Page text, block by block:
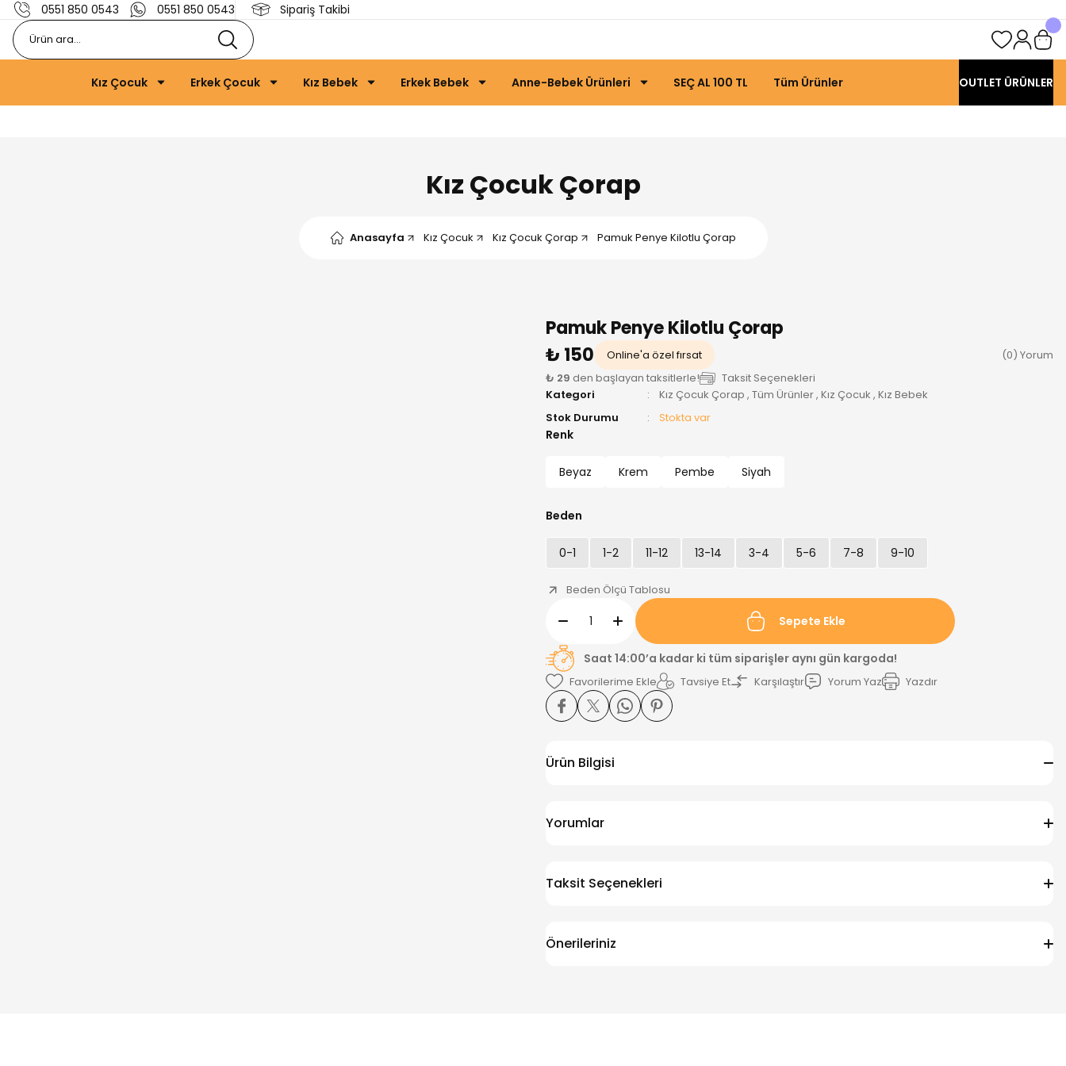
0551 850 0543 0551 850 0543 Sipariş Takibi
Kız Çocuk Erkek Çocuk Kız Bebek Erkek Bebek Anne-Bebek Ürünleri SEÇ AL 100 TL Tüm Ürünler OUTLET ÜRÜNLER
Kız Çocuk Çorap
Anasayfa Kız Çocuk Kız Çocuk Çorap Pamuk Penye Kilotlu Çorap
Pamuk Penye Kilotlu Çorap
₺ 150
Online'a özel fırsat
(0) Yorum
₺ 29 den başlayan taksitlerle!
Taksit Seçenekleri
Kategori
Kız Çocuk Çorap , Tüm Ürünler, Kız Çocuk , Kız Bebek
Stok Durumu
Stokta var
Renk
Beyaz Krem Pembe Siyah
Beden
0-1 1-2 11-12 13-14 3-4 5-6 7-8 9-10
Beden Ölçü Tablosu
Sepete Ekle
Saat 14:00’a kadar ki tüm siparişler aynı gün kargoda!
Tavsiye Et Karşılaştır Yorum Yaz Yazdır
Ürün Bilgisi
Yorumlar
Taksit Seçenekleri
Önerileriniz